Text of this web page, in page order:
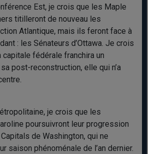
Est, je crois que les Maple
titilleront de nouveau les
Atlantique, mais ils feront face à
: les Sénateurs d’Ottawa. Je crois
capitale fédérale franchira un
post-reconstruction, elle qui n’a
je crois que les
poursuivront leur progression
de Washington, qui ne
saison phénoménale de l’an dernier.